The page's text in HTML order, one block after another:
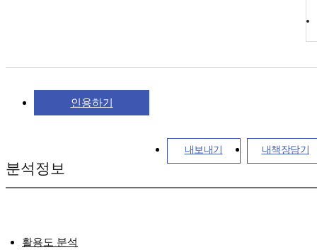
인용하기
내보내기 내책장담기
분석정보
활용도 분석